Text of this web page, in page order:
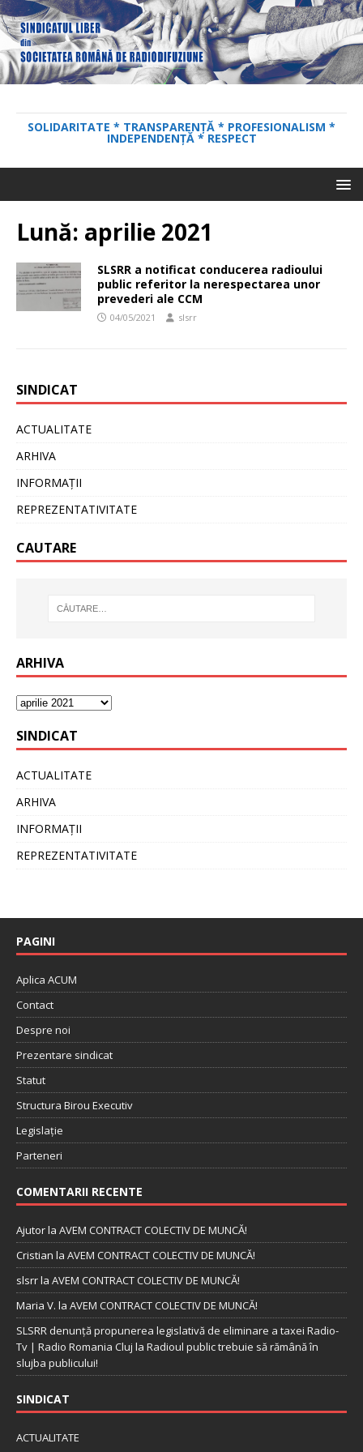
SOLIDARITATE * TRANSPARENȚĂ * PROFESIONALISM *
INDEPENDENȚĂ * RESPECT
Lună: aprilie 2021
SLSRR a notificat conducerea radioului
public referitor la nerespectarea unor
prevederi ale CCM
04/05/2021 slsrr
SINDICAT
ACTUALITATE
ARHIVA
INFORMAȚII
REPREZENTATIVITATE
CAUTARE
ARHIVA
SINDICAT
ACTUALITATE
ARHIVA
INFORMAȚII
REPREZENTATIVITATE
PAGINI
Aplica ACUM
Contact
Despre noi
Prezentare sindicat
Statut
Structura Birou Executiv
Legislație
Parteneri
COMENTARII RECENTE
Ajutorla AVEM CONTRACT COLECTIV DE MUNCĂ!
Cristian la AVEM CONTRACT COLECTIV DE MUNCĂ!
slsrrla AVEM CONTRACT COLECTIV DE MUNCĂ!
Maria V. la AVEM CONTRACT COLECTIV DE MUNCĂ!
SLSRR denunţă propunerea legislativă de eliminare a taxei Radio-
Tv | Radio Romania Cluj la Radioul public trebuie să rămână în
slujba publicului!
SINDICAT
ACTUALITATE